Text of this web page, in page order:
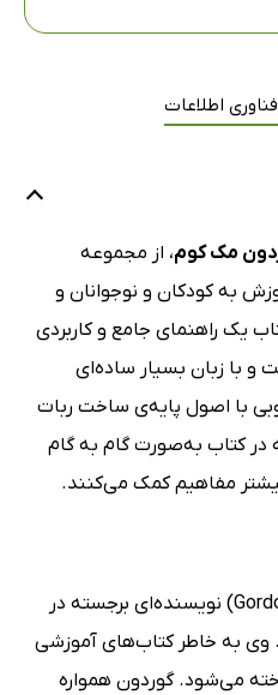
فناوری اطلاعات
مک کوم، از مجموعه
به کودکان و نوجوانان و
یک راهنمای جامع و کاربردی
و با زبان بسیار ساده‌ای
با اصول پایه‌ی ساخت ربات
در کتاب به‌صورت گام به گام
مفاهیم کمک می‌کنند.
گوردون مک کوم (Gordon McComb) نویسنده‌ای برجسته در
وی به خاطر کتاب‌های آموزشی
می‌شود. گوردون همواره